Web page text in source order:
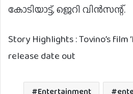
കോടിയാട്ട്, ജെറി വിൻസന്റ്.
Story Highlights : Tovino’s film
release date out
Entertainment